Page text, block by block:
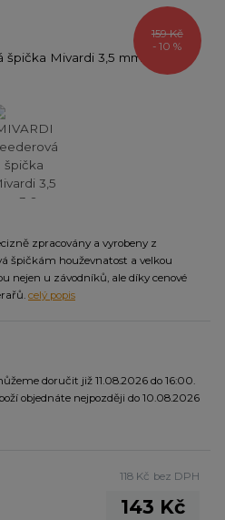
159 Kč
- 10 %
zpracovány a vyrobeny z
špičkám houževnatost a velkou
nejen u závodníků, ale díky cenové
celý popis
doručit již 11.08.2026 do 16:00.
objednáte nejpozději do 10.08.2026
143 Kč
118 Kč bez DPH